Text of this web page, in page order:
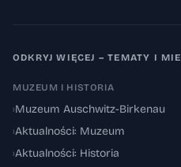
ODKRYJ WIĘCEJ – TEMATY I
MUZEUM I HISTORIA
›Muzeum Auschwitz-Birkenau
›Aktualności: Muzeum
›Aktualności: Historia